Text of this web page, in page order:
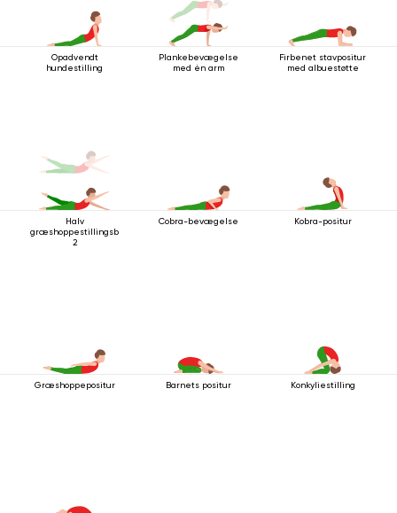
Opadvendt
hundestilling
Plankebevægelse
med én arm
Firbenet stavpositur
med albuestøtte
Halv
græshoppestillingsbevægelse
2
Cobra-bevægelse Kobra-positur
Græshoppepositur Barnets positur Konkyliestilling